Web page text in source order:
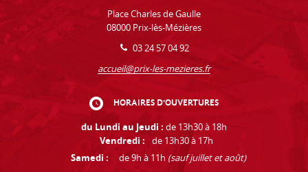
Place Charles de Gaulle
08000 Prix-lès-Mézières
03 24 57 04 92
accueil@prix-les-mezieres.fr
HORAIRES D'OUVERTURES
du Lundi au Jeudi : de 13h30 à 18h
Vendredi :
de 13h30 à 17h
Samedi :
de 9h à 11h (sauf juillet et août)